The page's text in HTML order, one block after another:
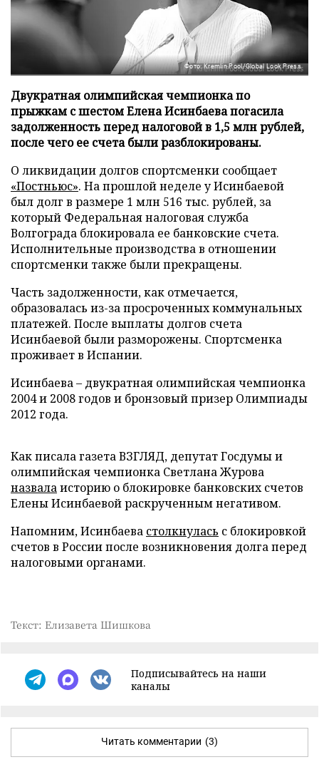
Фото: Kremlin Pool/Global Look Press
Двукратная олимпийская чемпионка по
прыжкам с шестом Елена Исинбаева погасила
задолженность перед налоговой в 1,5 млн рублей,
после чего ее счета были разблокированы.
О ликвидации долгов спортсменки сообщает
«Постньюс». На прошлой неделе у Исинбаевой
был долг в размере 1 млн 516 тыс. рублей, за
который Федеральная налоговая служба
Волгограда блокировала ее банковские счета.
Исполнительные производства в отношении
спортсменки также были прекращены.
Часть задолженности, как отмечается,
образовалась из-за просроченных коммунальных
платежей. После выплаты долгов счета
Исинбаевой были разморожены. Спортсменка
проживает в Испании.
Исинбаева – двукратная олимпийская чемпионка
2004 и 2008 годов и бронзовый призер Олимпиады
2012 года.
Как писала газета ВЗГЛЯД, депутат Госдумы и
олимпийская чемпионка Светлана Журова
назвалаисторию о блокировке банковских счетов
Елены Исинбаевой раскрученным негативом.
Напомним, Исинбаева столкнулась с блокировкой
счетов в России после возникновения долга перед
налоговыми органами.
Текст: Елизавета Шишкова
Подписывайтесь на наши
каналы
Читать комментарии (3)